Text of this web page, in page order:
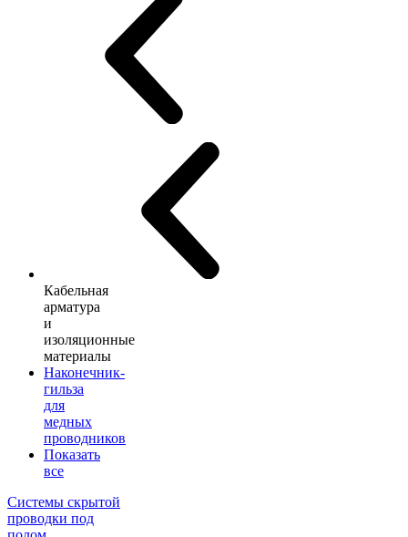
Кабельная
арматура
и
изоляционные
материалы
Наконечник-
гильза
для
медных
проводников
Показать
все
Системы скрытой
проводки под